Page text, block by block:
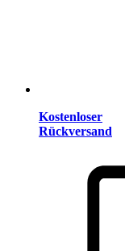
Kostenloser
Rückversand